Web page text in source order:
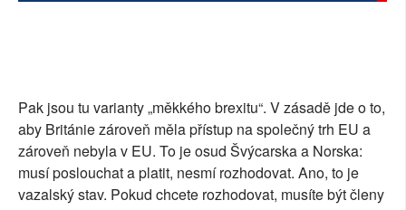
Pak jsou tu varianty „měkkého brexitu“. V zásadě jde o to,
aby Británie zároveň měla přístup na společný trh EU a
zároveň nebyla v EU. To je osud Švýcarska a Norska:
musí poslouchat a platit, nesmí rozhodovat. Ano, to je
vazalský stav. Pokud chcete rozhodovat, musíte být členy